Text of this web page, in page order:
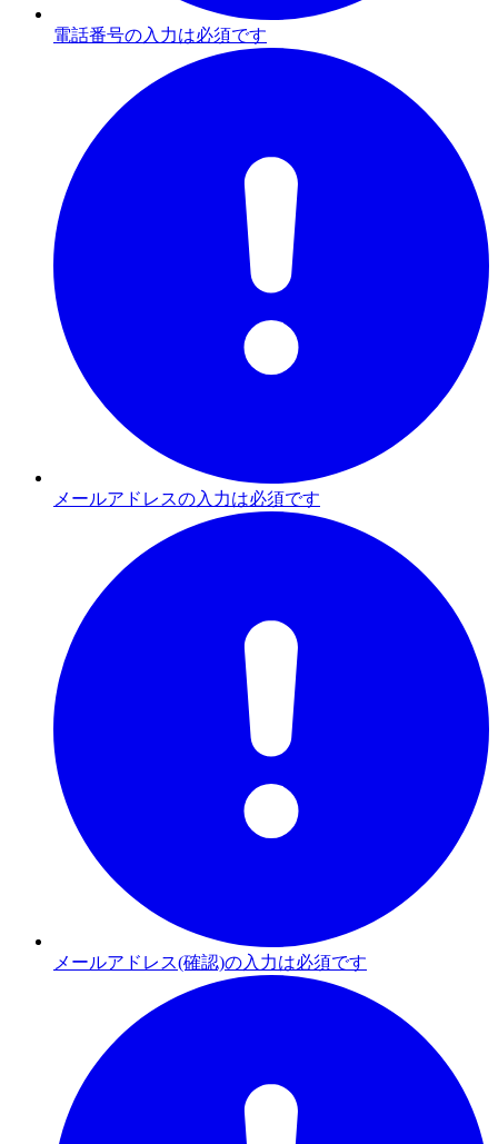
電話番号の入力は必須です
メールアドレスの入力は必須です
メールアドレス(確認)の入力は必須です